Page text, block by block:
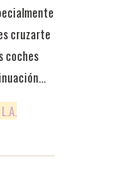
cruzarte
coches